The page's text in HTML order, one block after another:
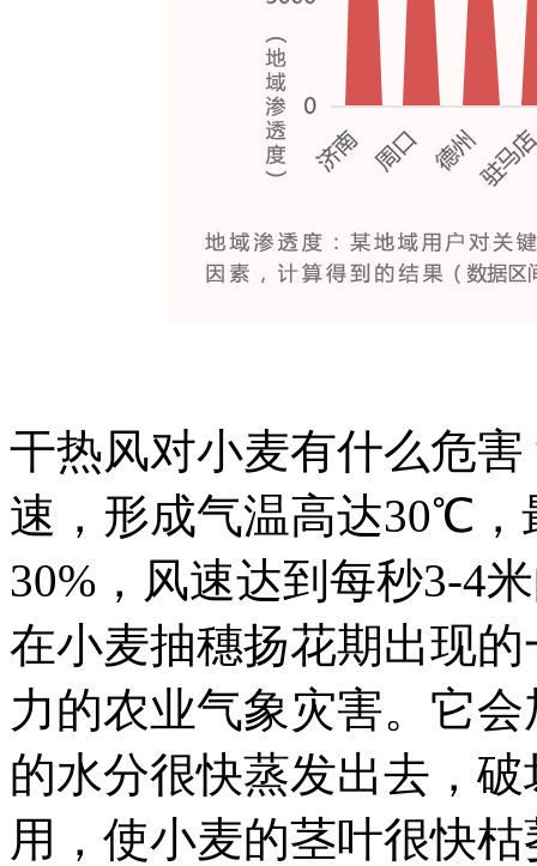
干热风对小麦有什么危
速，形成气温高达30℃
30%，风速达到每秒3-4
在小麦抽穗扬花期出现
力的农业气象灾害。它
的水分很快蒸发出去，
用，使小麦的茎叶很快